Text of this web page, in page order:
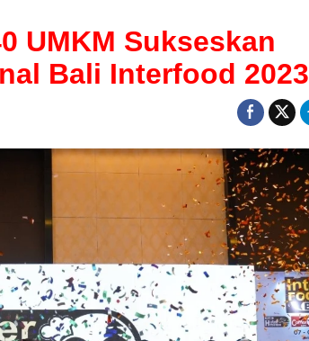
UMKM Sukseskan
Bali Interfood 2023